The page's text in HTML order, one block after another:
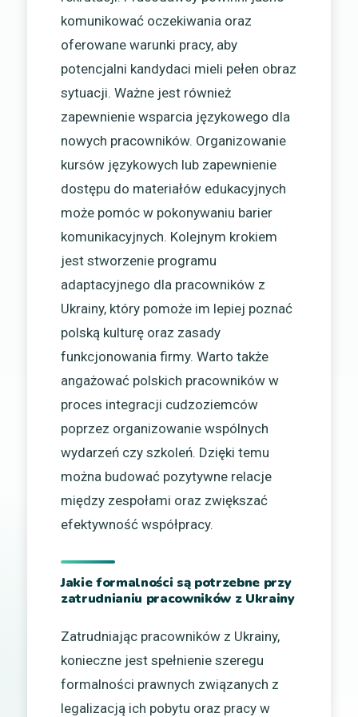
komunikować oczekiwania oraz
oferowane warunki pracy, aby
potencjalni kandydaci mieli pełen obraz
sytuacji. Ważne jest również
zapewnienie wsparcia językowego dla
nowych pracowników. Organizowanie
kursów językowych lub zapewnienie
dostępu do materiałów edukacyjnych
może pomóc w pokonywaniu barier
komunikacyjnych. Kolejnym krokiem
jest stworzenie programu
adaptacyjnego dla pracowników z
Ukrainy, który pomoże im lepiej poznać
polską kulturę oraz zasady
funkcjonowania firmy. Warto także
angażować polskich pracowników w
proces integracji cudzoziemców
poprzez organizowanie wspólnych
wydarzeń czy szkoleń. Dzięki temu
można budować pozytywne relacje
między zespołami oraz zwiększać
efektywność współpracy.
Jakie formalności są potrzebne przy
zatrudnianiu pracowników z Ukrainy
Zatrudniając pracowników z Ukrainy,
konieczne jest spełnienie szeregu
formalności prawnych związanych z
legalizacją ich pobytu oraz pracy w